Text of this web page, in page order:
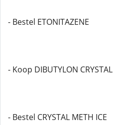
- Bestel ETONITAZENE
- Koop DIBUTYLON CRYSTAL
- Bestel CRYSTAL METH ICE